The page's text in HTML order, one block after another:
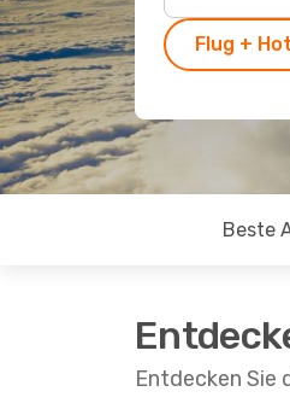
Flug +
Beste
Entdecken Sie